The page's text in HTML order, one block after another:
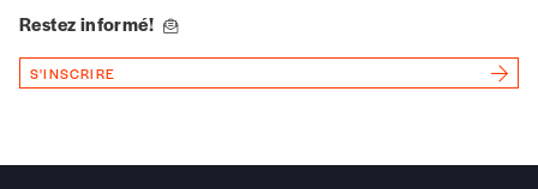
offrons les deux derniers numéros publiés.
découverte
Restez informé!
S'INSCRIRE